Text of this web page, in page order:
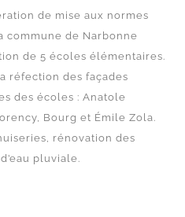
de mise aux normes
commune de Narbonne
de 5 écoles élémentaires.
réfection des façades
des écoles : Anatole
Bourg et Émile Zola.
rénovation des
pluviale.